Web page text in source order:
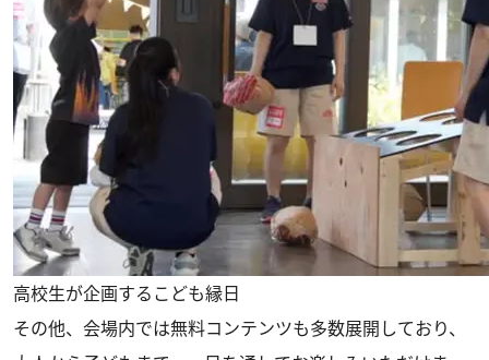
高校生が企画するこども縁日
その他、会場内では無料コンテンツも多数展開しており、